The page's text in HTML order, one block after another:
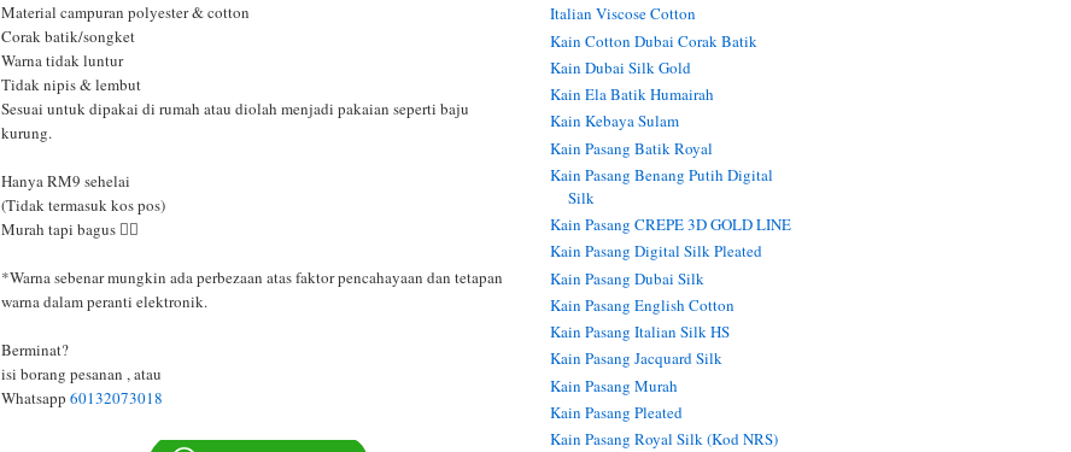
Material campuran polyester & cotton
Corak batik/songket
Warna tidak luntur
Tidak nipis & lembut
Sesuai untuk dipakai di rumah atau diolah menjadi pakaian seperti baju
kurung.
Hanya RM9 sehelai
(Tidak termasuk kos pos)
Murah tapi bagus 👍🏻
*Warna sebenar mungkin ada perbezaan atas faktor pencahayaan dan tetapan
warna dalam peranti elektronik.
Berminat?
isi borang pesanan , atau
Whatsapp 60132073018
Italian Viscose Cotton
Kain Cotton Dubai Corak Batik
Kain Dubai Silk Gold
Kain Ela Batik Humairah
Kain Kebaya Sulam
Kain Pasang Batik Royal
Kain Pasang Benang Putih Digital
Silk
Kain Pasang CREPE 3D GOLD LINE
Kain Pasang Digital Silk Pleated
Kain Pasang Dubai Silk
Kain Pasang English Cotton
Kain Pasang Italian Silk HS
Kain Pasang Jacquard Silk
Kain Pasang Murah
Kain Pasang Pleated
Kain Pasang Royal Silk (Kod NRS)